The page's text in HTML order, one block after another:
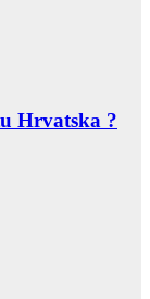
Hrvatska ?